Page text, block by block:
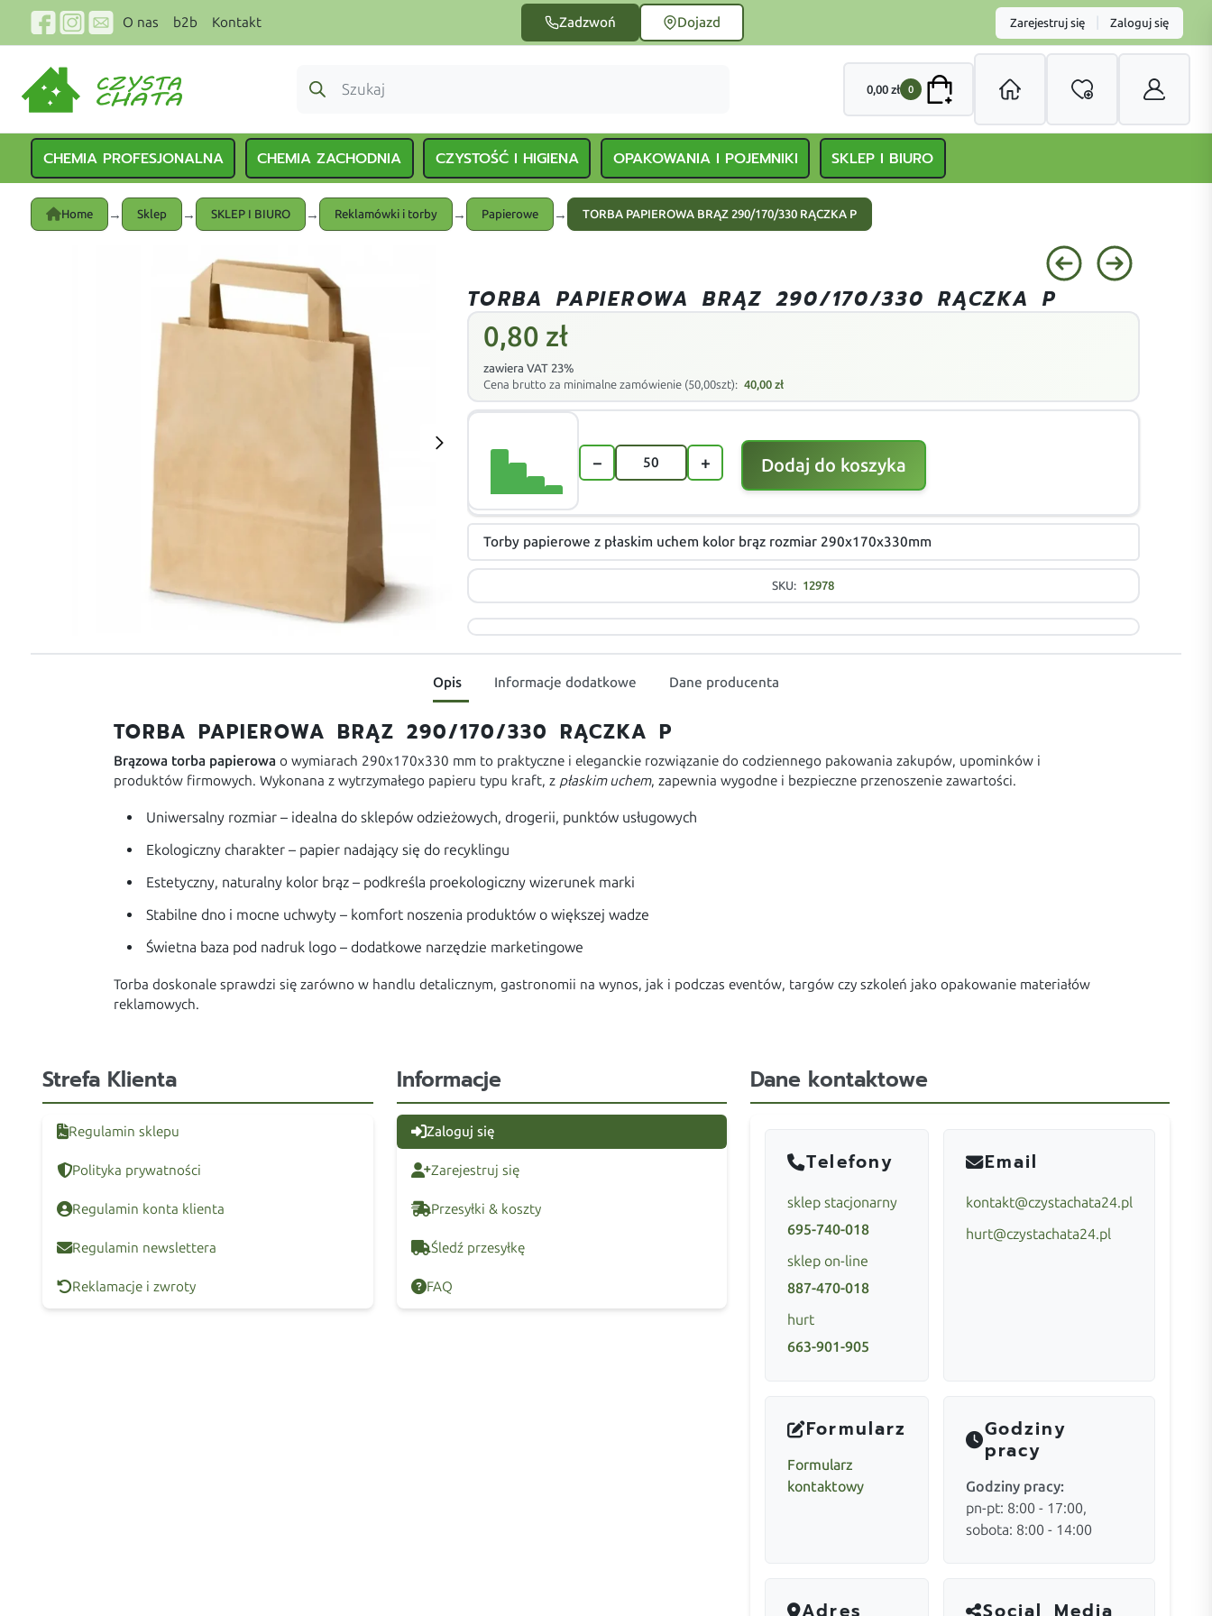
O nas b2b Kontakt Zadzwoń Dojazd Zarejestruj się Zaloguj się
0,00 zł 0
CHEMIA PROFESJONALNA CHEMIA ZACHODNIA CZYSTOŚĆ I HIGIENA OPAKOWANIA I POJEMNIKI SKLEP I BIURO
Home → Sklep → SKLEP I BIURO → Reklamówki i torby → Papierowe → TORBA PAPIEROWA BRĄZ 290/170/330 RĄCZKA P
TORBA PAPIEROWA BRĄZ 290/170/330 RĄCZKA P
0,80 zł
zawiera VAT 23%
Cena brutto za minimalne zamówienie (50,00szt): 40,00zł
− + Dodaj do koszyka
Torby papierowe z płaskim uchem kolor brąz rozmiar 290x170x330mm
SKU: 12978
Opis Informacje dodatkowe Dane producenta
TORBA PAPIEROWA BRĄZ 290/170/330 RĄCZKA P
Brązowa torba papierowa o wymiarach 290x170x330 mm to praktyczne i eleganckie rozwiązanie do codziennego pakowania zakupów, upominków i
produktów firmowych. Wykonana z wytrzymałego papieru typu kraft, z płaskim uchem, zapewnia wygodne i bezpieczne przenoszenie zawartości.
Uniwersalny rozmiar – idealna do sklepów odzieżowych, drogerii, punktów usługowych
Ekologiczny charakter – papier nadający się do recyklingu
Estetyczny, naturalny kolor brąz – podkreśla proekologiczny wizerunek marki
Stabilne dno i mocne uchwyty – komfort noszenia produktów o większej wadze
Świetna baza pod nadruk logo – dodatkowe narzędzie marketingowe
Torba doskonale sprawdzi się zarówno w handlu detalicznym, gastronomii na wynos, jak i podczas eventów, targów czy szkoleń jako opakowanie materiałów
reklamowych.
Strefa Klienta
Regulamin sklepu
Polityka prywatności
Regulamin konta klienta
Regulamin newslettera
Reklamacje i zwroty
Informacje
Zaloguj się
Zarejestruj się
Przesyłki & koszty
Śledź przesyłkę
FAQ
Dane kontaktowe
Telefony
sklep stacjonarny
695-740-018
sklep on-line
887-470-018
hurt
663-901-905
Email
kontakt@czystachata24.pl
hurt@czystachata24.pl
Formularz
Formularz
kontaktowy
Godziny
pracy
Godziny pracy:
pn-pt: 8:00 - 17:00,
sobota: 8:00 - 14:00